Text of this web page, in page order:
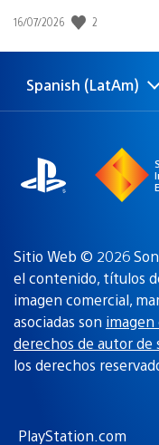
Fecha
publicación:
16/07/2026 2
Elige
Región
Spanish (LatAm)
Sitio Web © 2026
el contenido, títulos
imagen comercial,
asociadas son
derechos de autor
los derechos
PlayStation.com